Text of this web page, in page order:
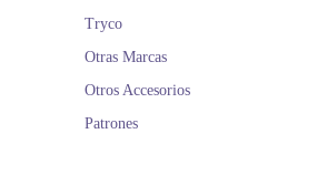
Tryco
Otras Marcas
Otros Accesorios
Patrones